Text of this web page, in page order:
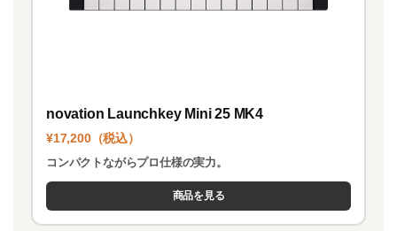
novation Launchkey Mini 25 MK4
¥17,200（税込）
コンパクトながらプロ仕様の実力。
商品を見る